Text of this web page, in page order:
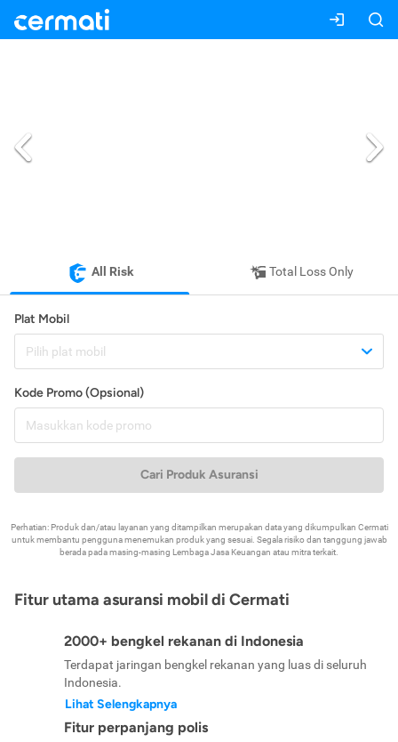
All Risk Total Loss Only
Plat Mobil
Pilih plat mobil
Kode Promo (Opsional)
Cari Produk Asuransi
Perhatian: Produk dan/atau layanan yang ditampilkan merupakan data yang dikumpulkan Cermati
untuk membantu pengguna menemukan produk yang sesuai. Segala risiko dan tanggung jawab
berada pada masing-masing Lembaga Jasa Keuangan atau mitra terkait.
Fitur utama asuransi mobil di Cermati
2000+ bengkel rekanan di Indonesia
Terdapat jaringan bengkel rekanan yang luas di seluruh
Indonesia.
Lihat Selengkapnya
Fitur perpanjang polis